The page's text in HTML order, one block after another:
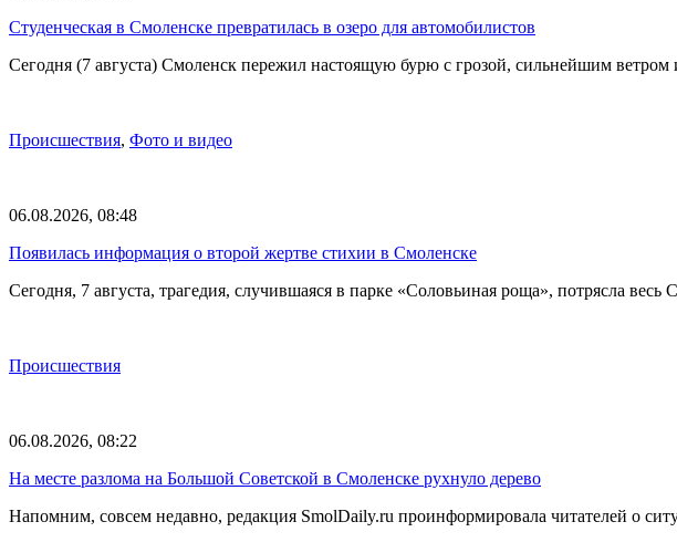
Студенческая в Смоленске превратилась в озеро для автомобилистов
Сегодня (7 августа) Смоленск пережил настоящую бурю с грозой, сильнейшим
Происшествия, Фото и видео
06.08.2026, 08:48
Появилась информация о второй жертве стихии в Смоленске
Сегодня, 7 августа, трагедия, случившаяся в парке «Соловьиная роща», потрясла
Происшествия
06.08.2026, 08:22
На месте разлома на Большой Советской в Смоленске рухнуло дерево
Напомним, совсем недавно, редакция SmolDaily.ru проинформировала читателей о